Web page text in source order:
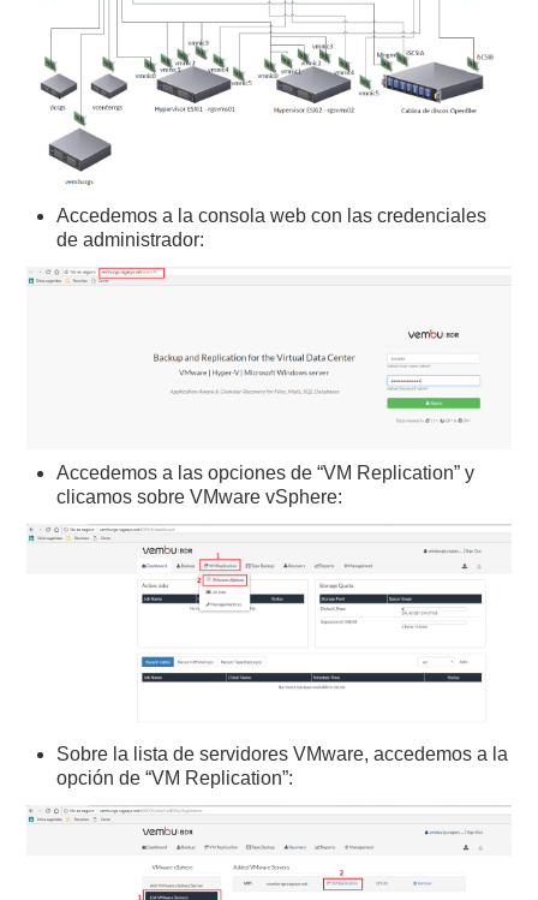
Accedemos a la consola web con las credenciales
de administrador:
Accedemos a las opciones de “VM Replication” y
clicamos sobre VMware vSphere:
Sobre la lista de servidores VMware, accedemos a la
opción de “VM Replication”: